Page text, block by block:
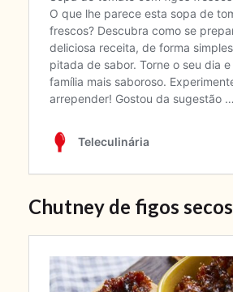
Chutney de figos secos